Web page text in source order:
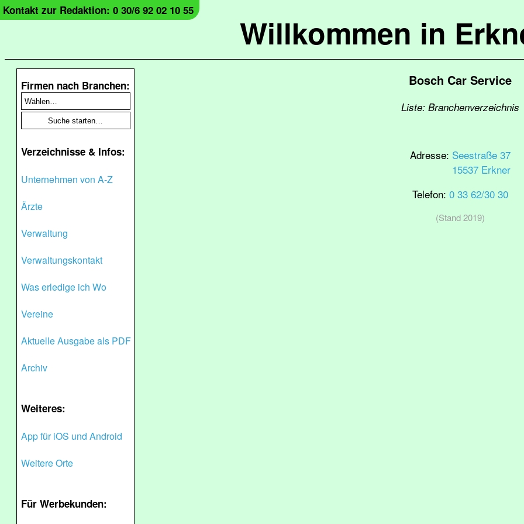
Willkommen in
Kontakt zur Redaktion: 0 30/6 92 02 10 55
Firmen nach Branchen:
Verzeichnisse & Infos:
Unternehmen von A-Z
Ärzte
Verwaltung
Verwaltungskontakt
Was erledige ich Wo
Vereine
Aktuelle Ausgabe als PDF
Archiv
Weiteres:
App für iOS und Android
Weitere Orte
Für Werbekunden:
Bosch Car Service
Liste: Branchenverzeichnis
Adresse: Seestraße 37
15537 Erkner
Telefon: 0 33 62/30 30
(Stand 2019)